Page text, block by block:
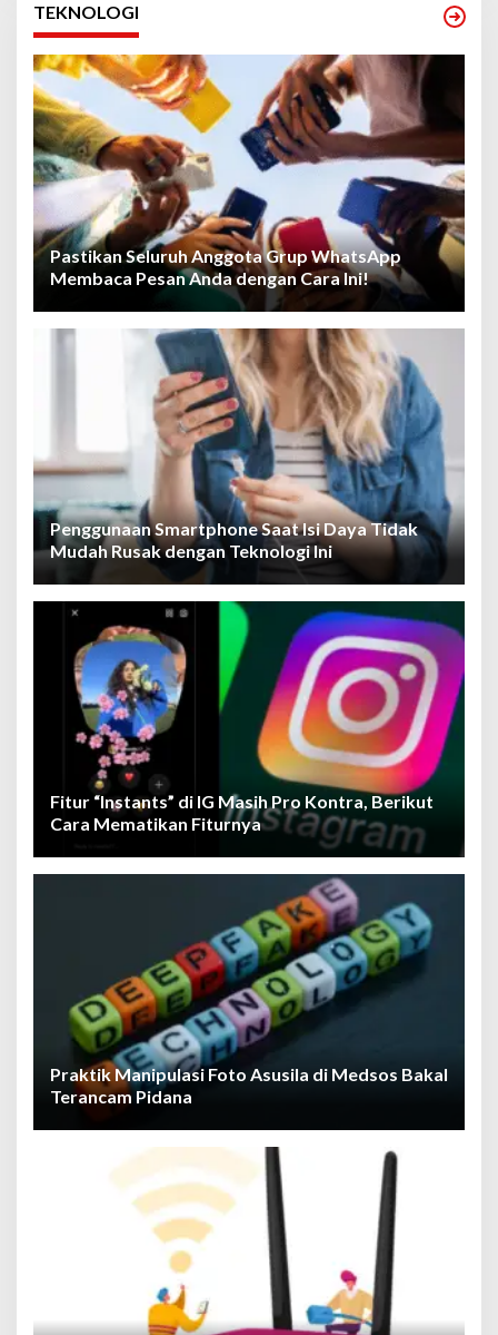
TEKNOLOGI
Pastikan Seluruh Anggota Grup WhatsApp
Membaca Pesan Anda dengan Cara Ini!
Penggunaan Smartphone Saat Isi Daya Tidak
Mudah Rusak dengan Teknologi Ini
Fitur “Instants” di IG Masih Pro Kontra, Berikut
Cara Mematikan Fiturnya
Praktik Manipulasi Foto Asusila di Medsos Bakal
Terancam Pidana